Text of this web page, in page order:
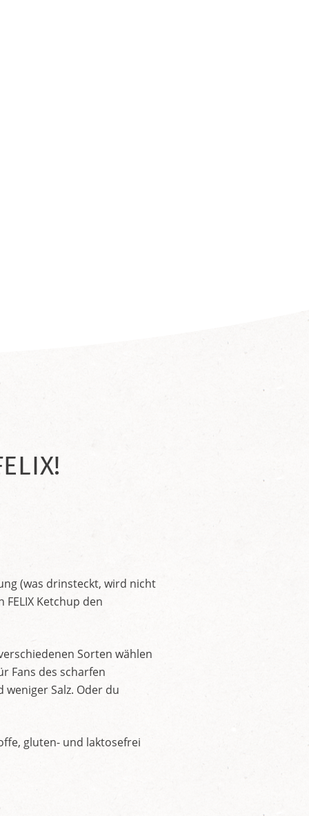
(was drinsteckt, wird nicht
Ketchup den
Sorten wählen
Fans des scharfen
Salz. Oder du
gluten- und laktosefrei